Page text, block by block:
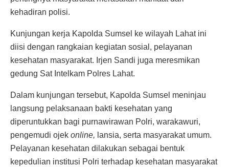
kehadiran polisi.
Kunjungan kerja Kapolda Sumsel ke wilayah Lahat ini
diisi dengan rangkaian kegiatan sosial, pelayanan
kesehatan masyarakat. Irjen Sandi juga meresmikan
gedung Sat Intelkam Polres Lahat.
Dalam kunjungan tersebut, Kapolda Sumsel meninjau
langsung pelaksanaan bakti kesehatan yang
diperuntukkan bagi purnawirawan Polri, warakawuri,
pengemudi ojek online, lansia, serta masyarakat umum.
Pelayanan kesehatan dilakukan sebagai bentuk
kepedulian institusi Polri terhadap kesehatan masyarakat